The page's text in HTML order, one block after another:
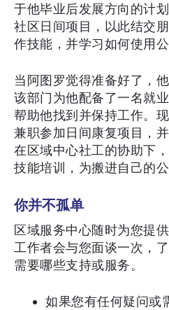
于他毕业后发展方向的计
社区日间项目，以此结交
作技能，并学习如何使用公
当阿图罗觉得准备好了，
该部门为他配备了一名就
帮助他找到并保持工作。
兼职参加日间康复项目，
在区域中心社工的协助下
技能培训，为搬进自己的公
你并不孤单
区域服务中心随时为您提
工作者会与您面谈一次，
需要哪些支持或服务。
如果您有任何疑问或